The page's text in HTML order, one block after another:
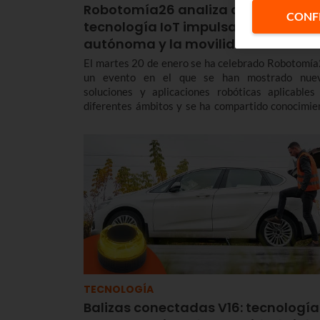
Robotomía26 analiza cómo la
tecnología IoT impulsa la robótica
autónoma y la movilidad
El martes 20 de enero se ha celebrado
un evento en el que se han mostrado
soluciones y aplicaciones robóticas aplicables
diferentes ámbitos y se ha compartido
TECNOLOGÍA
Balizas conectadas V16: tecnología